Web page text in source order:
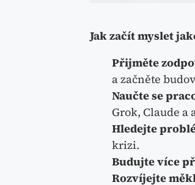
Jak začít myslet
Přijměte
a začněte
Naučte se
Grok, Claude
Hledejte
krizi.
Budujte více
Rozvíjejte